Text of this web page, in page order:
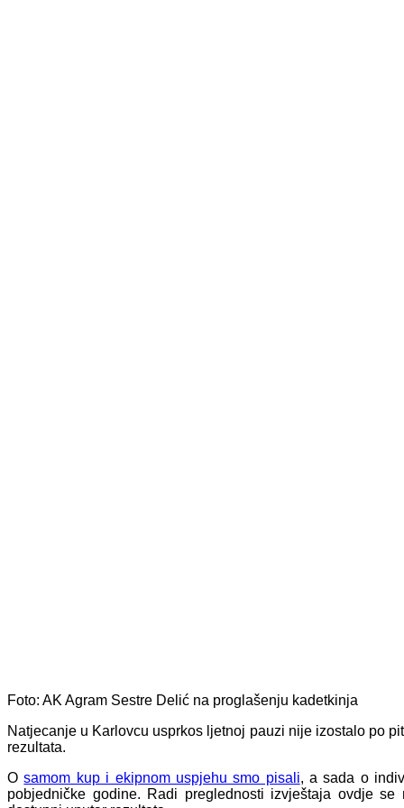
Foto: AK Agram Sestre Delić na proglašenju kadetkinja
Natjecanje u Karlovcu usprkos ljetnoj pauzi nije izostalo po
rezultata.
Osamom kup i ekipnom uspjehu smo pisali, a sada o
pobjedničke godine. Radi preglednosti izvještaja ovdje